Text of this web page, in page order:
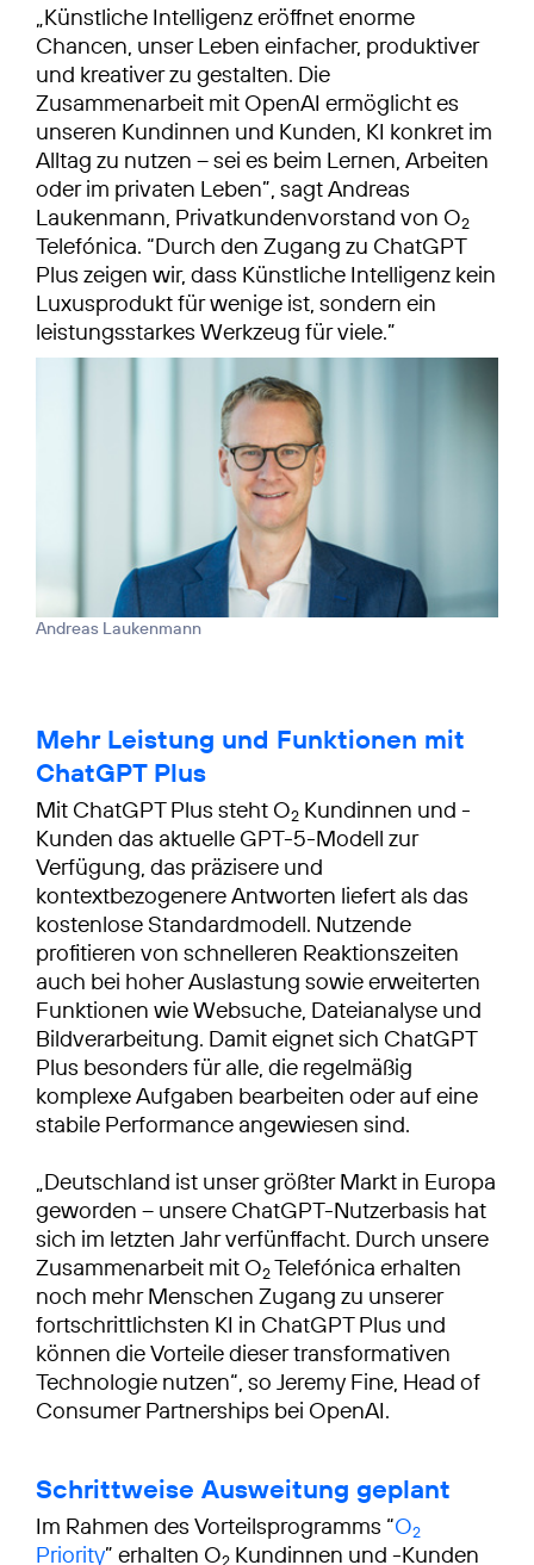
„Künstliche Intelligenz eröffnet enorme
Chancen, unser Leben einfacher, produktiver
und kreativer zu gestalten. Die
Zusammenarbeit mit OpenAI ermöglicht es
unseren Kundinnen und Kunden, KI konkret im
Alltag zu nutzen – sei es beim Lernen, Arbeiten
oder im privaten Leben”, sagt Andreas
Laukenmann, Privatkundenvorstand von O2
Telefónica. “Durch den Zugang zu ChatGPT
Plus zeigen wir, dass Künstliche Intelligenz kein
Luxusprodukt für wenige ist, sondern ein
leistungsstarkes Werkzeug für viele.”
Andreas Laukenmann
Mehr Leistung und Funktionen mit
ChatGPT Plus
Mit ChatGPT Plus steht O2 Kundinnen und -
Kunden das aktuelle GPT-5-Modell zur
Verfügung, das präzisere und
kontextbezogenere Antworten liefert als das
kostenlose Standardmodell. Nutzende
profitieren von schnelleren Reaktionszeiten
auch bei hoher Auslastung sowie erweiterten
Funktionen wie Websuche, Dateianalyse und
Bildverarbeitung. Damit eignet sich ChatGPT
Plus besonders für alle, die regelmäßig
komplexe Aufgaben bearbeiten oder auf eine
stabile Performance angewiesen sind.
„Deutschland ist unser größter Markt in Europa
geworden – unsere ChatGPT-Nutzerbasis hat
sich im letzten Jahr verfünffacht. Durch unsere
Zusammenarbeit mit O2Telefónica erhalten
noch mehr Menschen Zugang zu unserer
fortschrittlichsten KI in ChatGPT Plus und
können die Vorteile dieser transformativen
Technologie nutzen“, so Jeremy Fine, Head of
Consumer Partnerships bei OpenAI.
Schrittweise Ausweitung geplant
Im Rahmen des Vorteilsprogramms “O2
Priority” erhalten O2 Kundinnen und -Kunden